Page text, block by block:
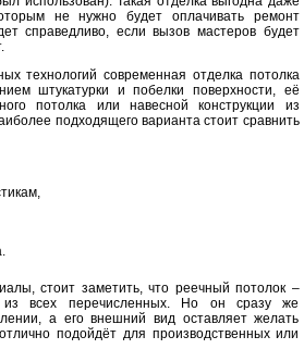
не нужно будет оплачивать ремонт
справедливо, если вызов мастеров будет
технологий современная отделка потолка
штукатурки и побелки поверхности, её
потолка или навесной конструкции из
подходящего варианта стоит сравнить
стоит заметить, что реечный потолок –
всех перечисленных. Но он сразу же
а его внешний вид оставляет желать
подойдёт для производственных или